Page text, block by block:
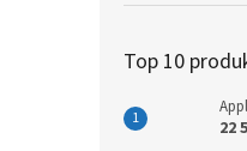
Top 10
22